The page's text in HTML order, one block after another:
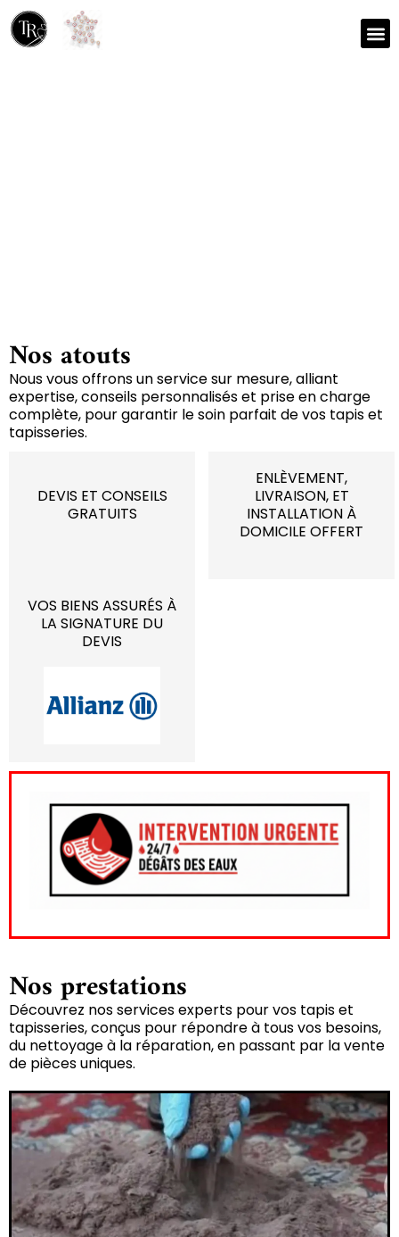
Nos atouts
Nous vous offrons un service sur mesure, alliant
expertise, conseils personnalisés et prise en charge
complète, pour garantir le soin parfait de vos tapis et
tapisseries.
DEVIS ET CONSEILS
GRATUITS
ENLÈVEMENT,
LIVRAISON, ET
INSTALLATION À
DOMICILE OFFERT
VOS BIENS ASSURÉS À
LA SIGNATURE DU
DEVIS
Nos prestations
Découvrez nos services experts pour vos tapis et
tapisseries, conçus pour répondre à tous vos besoins,
du nettoyage à la réparation, en passant par la vente
de pièces uniques.